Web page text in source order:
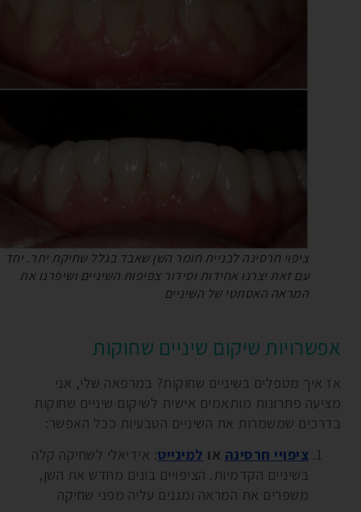
ציפוי חרסינה לבניית חומר השן שאבד בגלל שחיקת יתר. יחד
עם זאת יצרנו אחידות וסידור צפיפות השיניים ושיפרנו את
המראה האסתטי של השיניים
אפשרויות שיקום שיניים שחוקות
אז איך מטפלים בשיניים שחוקות? במרפאה שלי, אני
מציעה פתרונות מותאמים אישית לשיקום שיניים שחוקות
בדרכים שמשמרות את השיניים הטבעיות ככל האפשר:
ציפויי חרסינהאולמינייט: אידיאלי לשחיקה קלה
בשיניים הקדמיות. הציפויים בונים מחדש את השן,
משפרים את המראה ומגנים עליה מפני שחיקה